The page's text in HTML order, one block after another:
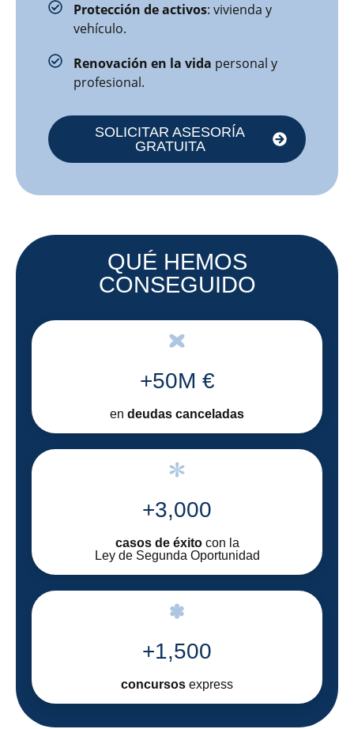
Protección de activos: vivienda y
vehículo.
Renovación en la vida personal y
profesional.
SOLICITAR ASESORÍA
GRATUITA
QUÉ HEMOS
CONSEGUIDO
+50M €
en deudas canceladas
+3,000
casos de éxitocon la
Ley de Segunda Oportunidad
+1,500
concursos express